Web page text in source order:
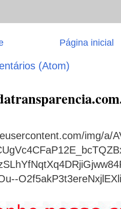
Página inicial
(Atom)
img/a/